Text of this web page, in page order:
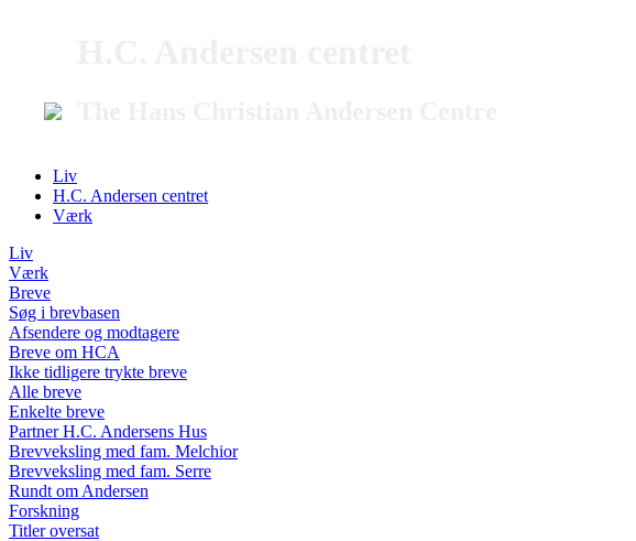
Liv
H.C. Andersen centret
Værk
Liv
Værk
Breve
Søg i brevbasen
Afsendere og modtagere
Breve om HCA
Ikke tidligere trykte breve
Alle breve
Enkelte breve
Partner H.C. Andersens Hus
Brevveksling med fam. Melchior
Brevveksling med fam. Serre
Rundt om Andersen
Forskning
Titler oversat